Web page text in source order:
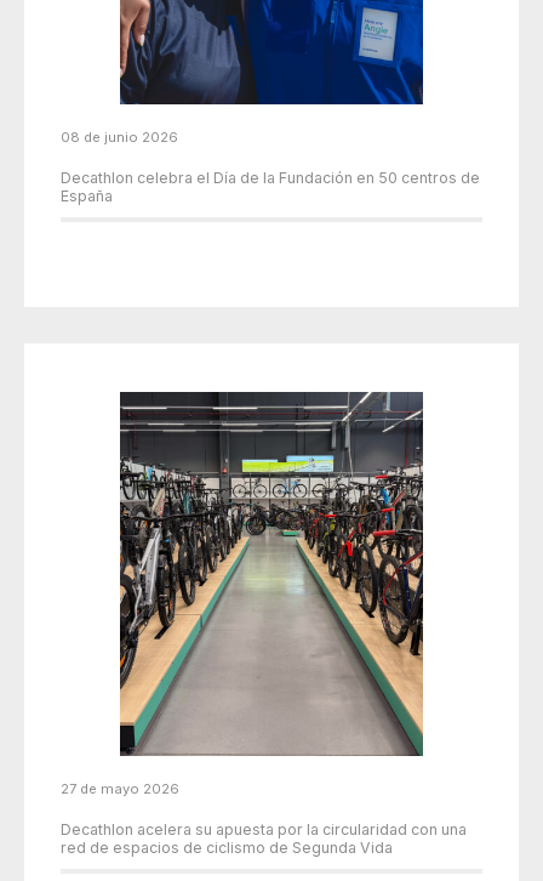
08 de junio 2026
Decathlon celebra el Día de la Fundación en 50 centros de
España
27 de mayo 2026
Decathlon acelera su apuesta por la circularidad con una
red de espacios de ciclismo de Segunda Vida